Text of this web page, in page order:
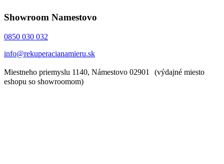
Showroom Namestovo
0850 030 032
info@rekuperacianamieru.sk
Miestneho priemyslu 1140, Námestovo 02901 (výdajné miesto
eshopu so showroomom)